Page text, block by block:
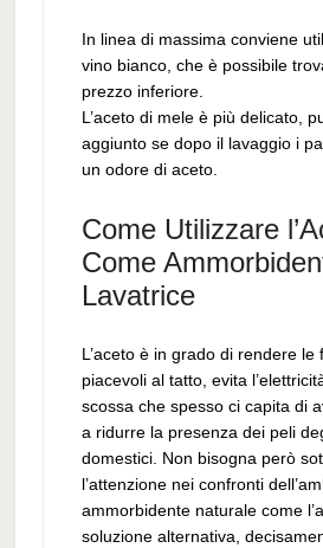
In linea di massima conviene
vino bianco, che è possibile
prezzo inferiore.
L’aceto di mele è più delicato,
aggiunto se dopo il lavaggio i
un odore di aceto.
Come Utilizzare
Come
Lavatrice
L’aceto è in grado di rendere le
piacevoli al tatto, evita
scossa che spesso ci capita di
a ridurre la presenza dei peli
domestici. Non bisogna però
l’attenzione nei confronti
ammorbidente naturale come
soluzione alternativa,